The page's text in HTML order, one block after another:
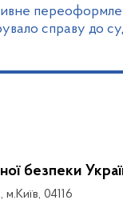
справу до
безпеки
04116